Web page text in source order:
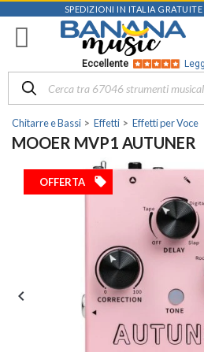
SPEDIZIONI IN ITALIA
Eccellente
Chitarre e Bassi Effetti Effetti per Voce
MOOER MVP1 AUTUNER
OFFERTA local_offer
